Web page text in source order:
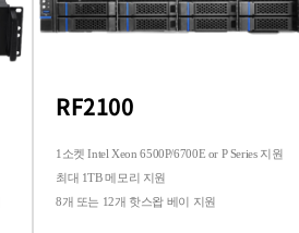
RF2100
1소켓 Intel Xeon 6500P/6700E or P Series 지원
최대 1TB 메모리 지원
8개 또는 12개 핫스왑 베이 지원